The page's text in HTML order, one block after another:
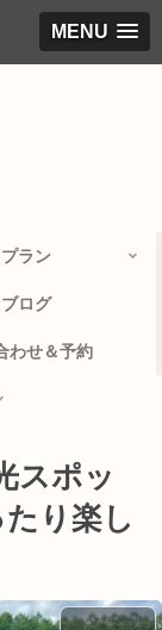
MENU
プラン
ブログ
わせ＆予約
スポッ
り楽し